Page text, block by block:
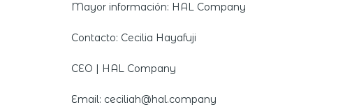
Mayor información: HAL Company
Contacto: Cecilia Hayafuji
CEO | HAL Company
Email: ceciliah@hal.company